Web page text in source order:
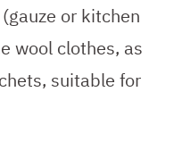
or kitchen
wool clothes, as
suitable for